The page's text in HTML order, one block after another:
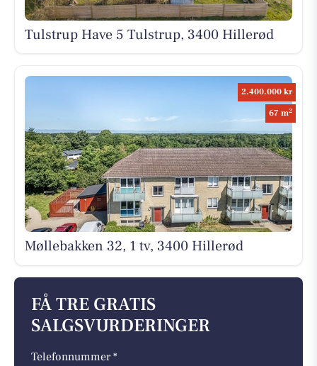
Tulstrup Have 5 Tulstrup, 3400 Hillerød
2.400.000 kr
67 m2
Møllebakken 32, 1 tv, 3400 Hillerød
FÅ TRE GRATIS
SALGSVURDERINGER
Telefonnummer *